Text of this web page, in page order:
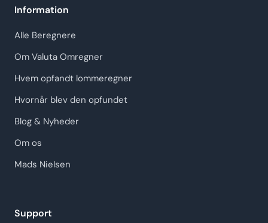
Information
Alle Beregnere
Om Valuta Omregner
Hvem opfandt lommeregner
Hvornår blev den opfundet
Blog & Nyheder
Om os
Mads Nielsen
Support